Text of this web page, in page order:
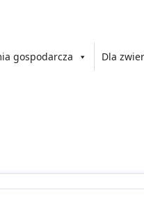
gospodarcza Dla